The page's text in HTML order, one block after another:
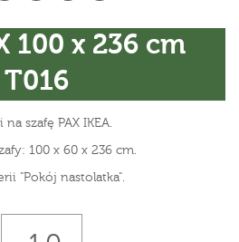
100 x 236 cm
T016
na szafę PAX IKEA.
100 x 60 x 236 cm.
"Pokój nastolatka".